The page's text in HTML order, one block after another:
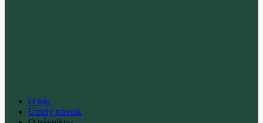
O nás
Umelý trávnik